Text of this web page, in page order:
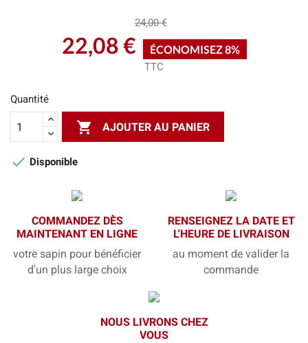
24,00 €
22,08 € ÉCONOMISEZ 8%
TTC
Quantité
 AJOUTER AU PANIER
 Disponible
COMMANDEZ DÈS
MAINTENANT EN LIGNE
votre sapin pour bénéficier
d'un plus large choix
RENSEIGNEZ LA DATE ET
L'HEURE DE LIVRAISON
au moment de valider la
commande
NOUS LIVRONS CHEZ
VOUS